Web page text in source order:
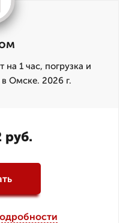
на 1 час, погрузка и
в Омске. 2026 г.
руб.